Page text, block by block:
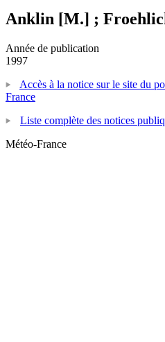
Anklin [M.] ;
Année de publication
1997
Accès à la notice sur le site du
France
Liste complète des notices
Météo-France